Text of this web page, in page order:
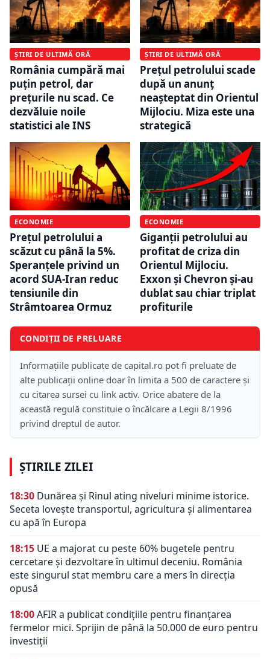
ȘTIRI DE ULTIMĂ ORĂ
România cumpără mai
puțin petrol, dar
prețurile nu scad. Ce
dezvăluie noile
statistici ale INS
ȘTIRI DE ULTIMĂ ORĂ
Prețul petrolului scade
după un anunț
neașteptat din Orientul
Mijlociu. Miza este una
strategică
ECONOMIE
Prețul petrolului a
scăzut cu până la 5%.
Speranțele privind un
acord SUA-Iran reduc
tensiunile din
Strâmtoarea Ormuz
ECONOMIE
Giganții petrolului au
profitat de criza din
Orientul Mijlociu.
Exxon și Chevron și-au
dublat sau chiar triplat
profiturile
CONDIȚII DE PRELUARE
Informațiile publicate de capital.ro pot fi preluate de
alte publicații online doar în limita a 500 de caractere și
cu citarea sursei cu link activ. Orice abatere de la
această regulă constituie o încălcare a Legii 8/1996
privind dreptul de autor.
ȘTIRILE ZILEI
18:30 Dunărea și Rinul ating niveluri minime istorice.
Seceta lovește transportul, agricultura și alimentarea
cu apă în Europa
18:15 UE a majorat cu peste 60% bugetele pentru
cercetare și dezvoltare în ultimul deceniu. România
este singurul stat membru care a mers în direcția
opusă
18:00AFIR a publicat condițiile pentru finanțarea
fermelor mici. Sprijin de până la 50.000 de euro pentru
investiții